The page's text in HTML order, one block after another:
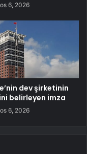
6, 2026
dev şirketinin
belirleyen imza
6, 2026